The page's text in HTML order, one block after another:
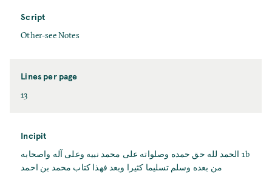
Script
Other-see Notes
Lines per page
13
Incipit
1b الحمد لله حق حمده وصلواته على محمد نبيه وعلى آله واصحابه
من بعده وسلم تسليما كثيرا وبعد فهذا كتاب محمد بن احمد